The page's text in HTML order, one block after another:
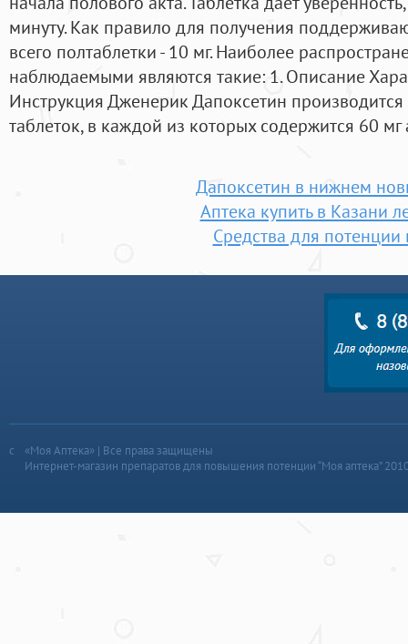
минуту. Как правило для получения
всего полтаблетки - 10 мг. Наиболее
наблюдаемыми являются такие: 1. Описание
Инструкция Дженерик Дапоксетин
таблеток, в каждой из которых содержится 60 мг
Дапоксетин в нижнем
Аптека купить в Казани
Средства для потенции
«Моя Аптека» | Все права защищены
Интернет-магазин препаратов для повышения потенции “Моя аптека”